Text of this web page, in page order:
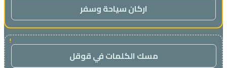
اركان سياحة وسفر
!
مسك الكلمات في قوقل